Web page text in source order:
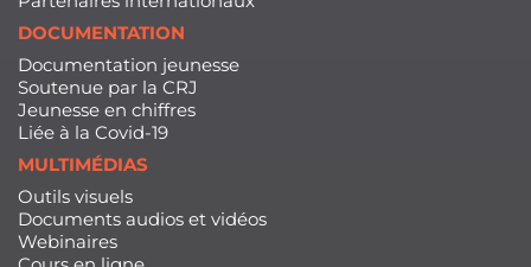
DOCUMENTATION
Documentation jeunesse
Soutenue par la CRJ
Jeunesse en chiffres
Liée à la Covid-19
MULTIMÉDIAS
Outils visuels
Documents audios et vidéos
Webinaires